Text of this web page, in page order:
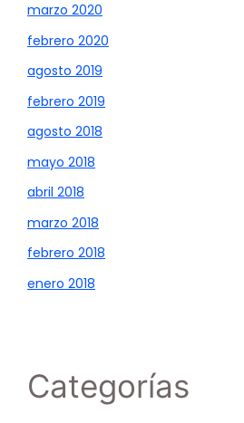
marzo 2020
febrero 2020
agosto 2019
febrero 2019
agosto 2018
mayo 2018
abril 2018
marzo 2018
febrero 2018
enero 2018
Categorías